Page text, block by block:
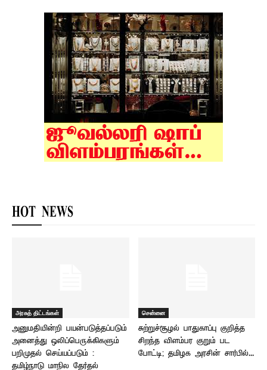
HOT NEWS
அரசுத் திட்டங்கள்
அனுமதியின்றி பயன்படுத்தப்படும்
அனைத்து ஒலிப்பெருக்கிகளும்
பறிமுதல் செய்யப்படும் :
தமிழ்நாடு மாநில தேர்தல்
சென்னை
சுற்றுச்சூழல் பாதுகாப்பு குறித்த
சிறந்த விளம்பர குறும் பட
போட்டி; தமிழக அரசின் சார்பில்...